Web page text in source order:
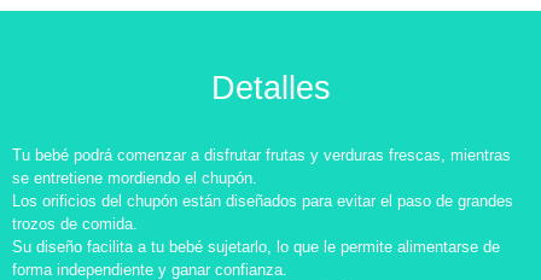
Detalles
Tu bebé podrá comenzar a disfrutar frutas y verduras frescas, mientras
se entretiene mordiendo el chupón.
Los orificios del chupón están diseñados para evitar el paso de grandes
trozos de comida.
Su diseño facilita a tu bebé sujetarlo, lo que le permite alimentarse de
forma independiente y ganar confianza.